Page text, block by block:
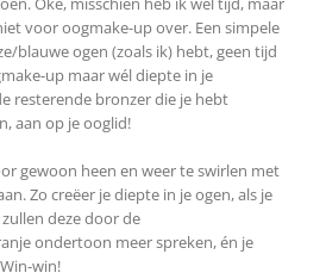
voor oogmake-up over. Een simpele
blauwe ogen (zoals ik) hebt, geen tijd
up maar wél diepte in je
resterende bronzer die je hebt
aan op je ooglid!
gewoon heen en weer te swirlen met
Zo creëer je diepte in je ogen, als je
deze door de
ondertoon meer spreken, én je
win!